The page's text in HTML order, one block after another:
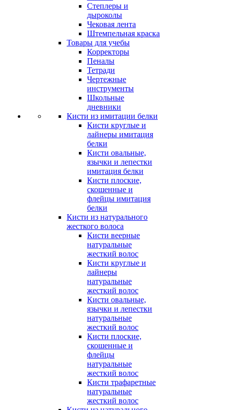
Степлеры и
дыроколы
Чековая лента
Штемпельная краска
Товары для учебы
Корректоры
Пеналы
Тетради
Чертежные
инструменты
Школьные
дневники
Кисти из имитации белки
Кисти круглые и
лайнеры имитация
белки
Кисти овальные,
язычки и лепестки
имитация белки
Кисти плоские,
скошенные и
флейцы имитация
белки
Кисти из натурального
жесткого волоса
Кисти веерные
натуральные
жесткий волос
Кисти круглые и
лайнеры
натуральные
жесткий волос
Кисти овальные,
язычки и лепестки
натуральные
жесткий волос
Кисти плоские,
скошенные и
флейцы
натуральные
жесткий волос
Кисти трафаретные
натуральные
жесткий волос